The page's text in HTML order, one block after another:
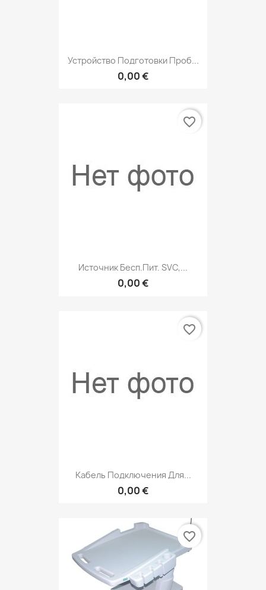
Устройство Подготовки Проб...
0,00 €
Источник Бесп.пит. SVC,...
0,00 €
favorite_border
Кабель Подключения Для...
0,00 €
favorite_border
favorite_border